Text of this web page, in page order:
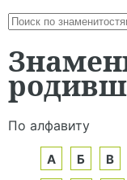
По алфавиту
А Б В